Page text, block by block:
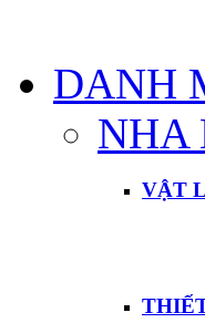
DANH
NHA
VẬT